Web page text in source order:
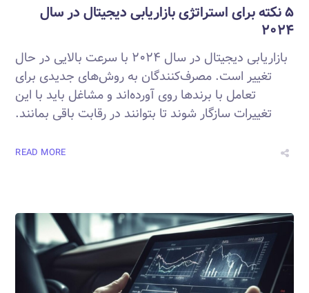
۵ نکته برای استراتژی بازاریابی دیجیتال در سال
۲۰۲۴
بازاریابی دیجیتال در سال ۲۰۲۴ با سرعت بالایی در حال
تغییر است. مصرف‌کنندگان به روش‌های جدیدی برای
تعامل با برندها روی آورده‌اند و مشاغل باید با این
تغییرات سازگار شوند تا بتوانند در رقابت باقی بمانند.
READ MORE